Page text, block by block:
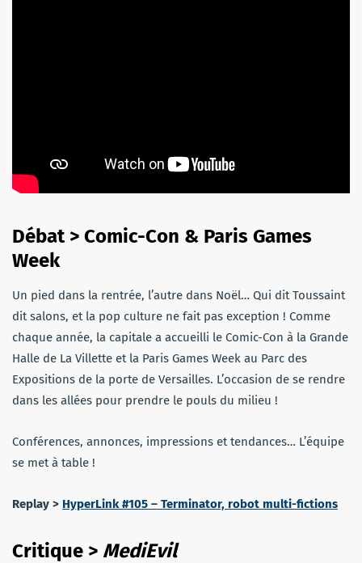
Débat > Comic-Con & Paris Games
Week
Un pied dans la rentrée, l’autre dans Noël… Qui dit Toussaint
dit salons, et la pop culture ne fait pas exception ! Comme
chaque année, la capitale a accueilli le Comic-Con à la Grande
Halle de La Villette et la Paris Games Week au Parc des
Expositions de la porte de Versailles. L’occasion de se rendre
dans les allées pour prendre le pouls du milieu !
Conférences, annonces, impressions et tendances… L’équipe
se met à table !
Replay > HyperLink #105 – Terminator, robot multi-fictions
Critique > MediEvil